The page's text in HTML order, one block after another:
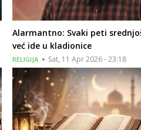
Alarmantno: Svaki peti
već ide u kladionice
RELIGIJA Sat, 11 Apr 2026 - 23:18